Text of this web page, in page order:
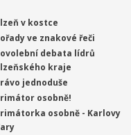
v kostce
ve znakové řeči
debata lídrů
kraje
jednoduše
osobně!
osobně - Karlovy